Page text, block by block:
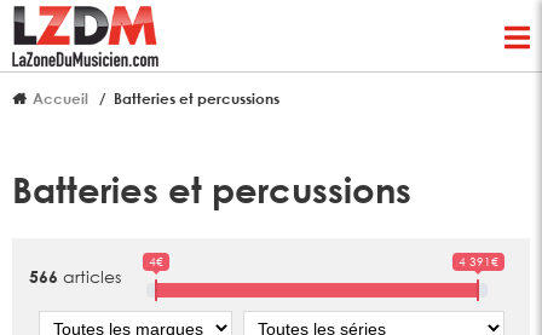
Accueil Batteries et percussions
Batteries et percussions
566 articles
4€ 4 391€
Marque Série